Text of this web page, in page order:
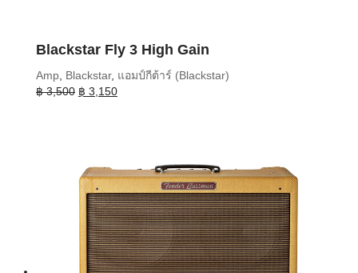
Blackstar Fly 3 High Gain
Amp Blackstar, แอมป์กีต้าร์ (Blackstar)
฿3,500 Original
฿ 3,150Current